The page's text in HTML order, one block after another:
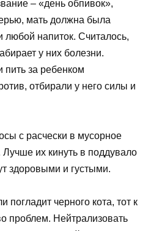
– «день обпивок»,
мать должна была
любой напиток. Считалось,
у них болезни.
за ребенком
отбирали у него силы и
с расчески в мусорное
их кинуть в поддувало
здоровыми и густыми.
погладит черного кота, тот к
проблем. Нейтрализовать